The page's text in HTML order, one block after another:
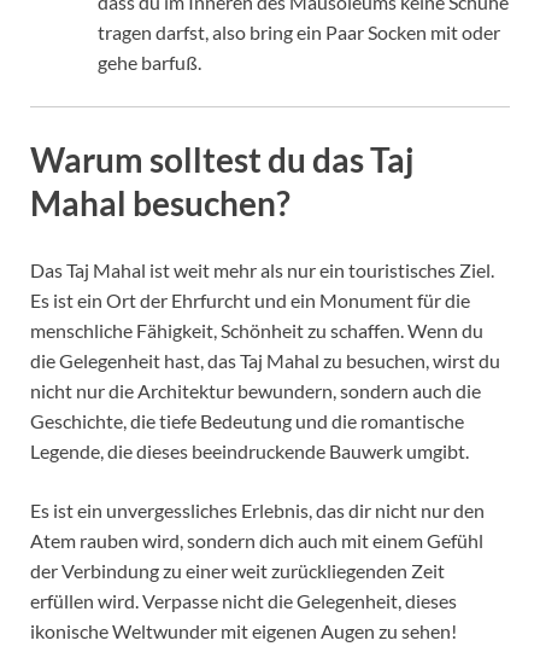
tragen darfst, also bring ein Paar Socken mit oder
gehe barfuß.
Warum solltest du das Taj
Mahal besuchen?
Das Taj Mahal ist weit mehr als nur ein touristisches Ziel.
Es ist ein Ort der Ehrfurcht und ein Monument für die
menschliche Fähigkeit, Schönheit zu schaffen. Wenn du
die Gelegenheit hast, das Taj Mahal zu besuchen, wirst du
nicht nur die Architektur bewundern, sondern auch die
Geschichte, die tiefe Bedeutung und die romantische
Legende, die dieses beeindruckende Bauwerk umgibt.
Es ist ein unvergessliches Erlebnis, das dir nicht nur den
Atem rauben wird, sondern dich auch mit einem Gefühl
der Verbindung zu einer weit zurückliegenden Zeit
erfüllen wird. Verpasse nicht die Gelegenheit, dieses
ikonische Weltwunder mit eigenen Augen zu sehen!